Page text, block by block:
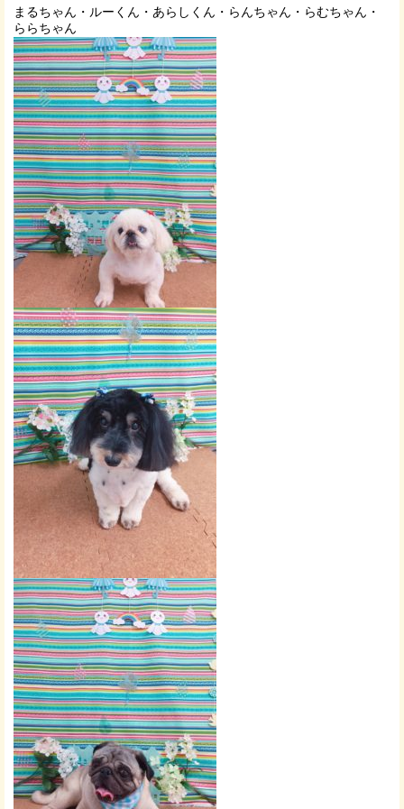
まるちゃん・ルーくん・あらしくん・らんちゃん・らむちゃん・
ららちゃん